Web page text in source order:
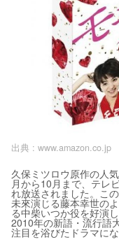
出典 : www.amazon.co.jp
久保ミツロウ原作の人
月から10月まで、テレ
れ放送されました。こ
未來演じる藤本幸世の
る中柴いつか役を好演
2010年の新語・流行語
注目を浴びたドラマに